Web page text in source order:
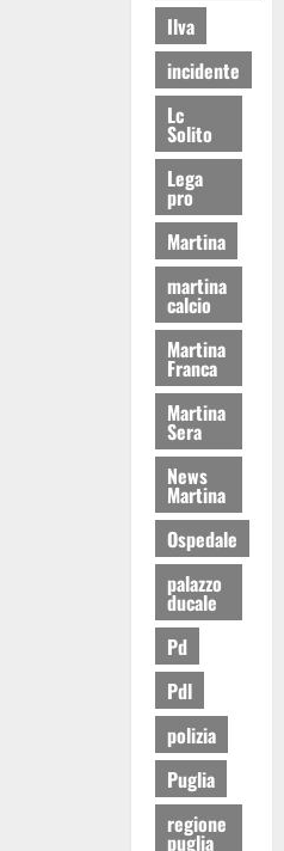
Ilva
incidente
Lc
Solito
Lega
pro
Martina
martina
calcio
Martina
Franca
Martina
Sera
News
Martina
Ospedale
palazzo
ducale
Pd
Pdl
polizia
Puglia
regione
puglia